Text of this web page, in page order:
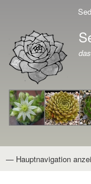
Branding der
Hauptnavigation
— Hauptnavigation